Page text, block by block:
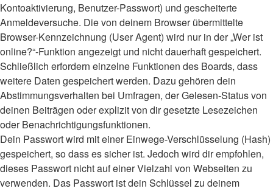
Kontoaktivierung, Benutzer-Passwort) und gescheiterte
Anmeldeversuche. Die von deinem Browser übermittelte
Browser-Kennzeichnung (User Agent) wird nur in der „Wer ist
online?“-Funktion angezeigt und nicht dauerhaft gespeichert.
Schließlich erfordern einzelne Funktionen des Boards, dass
weitere Daten gespeichert werden. Dazu gehören dein
Abstimmungsverhalten bei Umfragen, der Gelesen-Status von
deinen Beiträgen oder explizit von dir gesetzte Lesezeichen
oder Benachrichtigungsfunktionen.
Dein Passwort wird mit einer Einwege-Verschlüsselung (Hash)
gespeichert, so dass es sicher ist. Jedoch wird dir empfohlen,
dieses Passwort nicht auf einer Vielzahl von Webseiten zu
verwenden. Das Passwort ist dein Schlüssel zu deinem